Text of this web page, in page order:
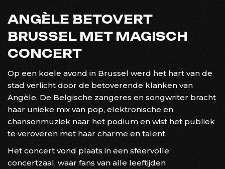
ANGÈLE BETOVERT
BRUSSEL MET MAGISCH
CONCERT
Op een koele avond in Brussel werd het hart van de
stad verlicht door de betoverende klanken van
Angèle. De Belgische zangeres en songwriter bracht
haar unieke mix van pop, elektronische en
chansonmuziek naar het podium en wist het publiek
te veroveren met haar charme en talent.
Het concert vond plaats in een sfeervolle
concertzaal, waar fans van alle leeftijden